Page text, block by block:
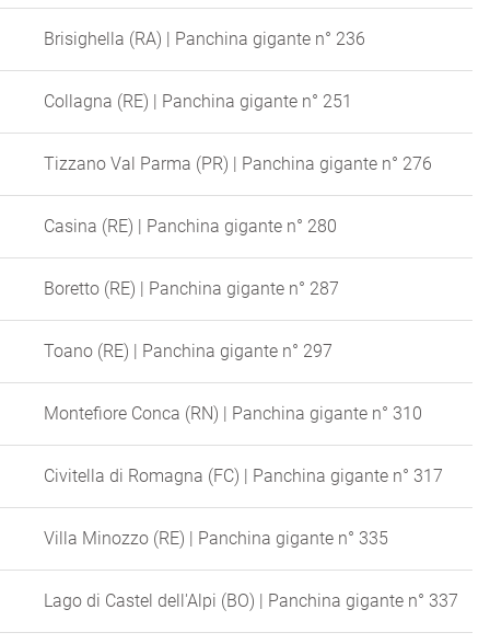
Brisighella (RA) | Panchina gigante n° 236
Collagna (RE) | Panchina gigante n° 251
Tizzano Val Parma (PR) | Panchina gigante n° 276
Casina (RE) | Panchina gigante n° 280
Boretto (RE) | Panchina gigante n° 287
Toano (RE) | Panchina gigante n° 297
Montefiore Conca (RN) | Panchina gigante n° 310
Civitella di Romagna (FC) | Panchina gigante n° 317
Villa Minozzo (RE) | Panchina gigante n° 335
Lago di Castel dell'Alpi (BO) | Panchina gigante n° 337